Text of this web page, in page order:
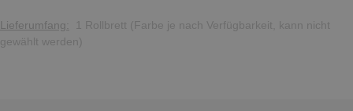
Lieferumfang:
1 Rollbrett (Farbe je nach Verfügbarkeit, kann nicht
gewählt werden)